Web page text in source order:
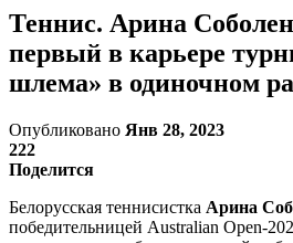
Теннис. Арина
первый в карьере
шлема» в одиночном
Опубликовано Янв 28, 2023
222
Поделится
Белорусская теннисистка Арина
победительницей Australian Open-